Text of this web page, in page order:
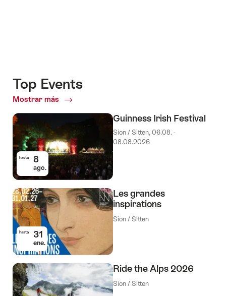
Top Events
Mostrar más
Top
hasta 8
ago.
Guinness Irish Festival
Sion / Sitten, 06.08. -
08.08.2026
hasta 31
ene.
Les grandes
inspirations
Sion / Sitten
Ride the Alps 2026
Sion / Sitten